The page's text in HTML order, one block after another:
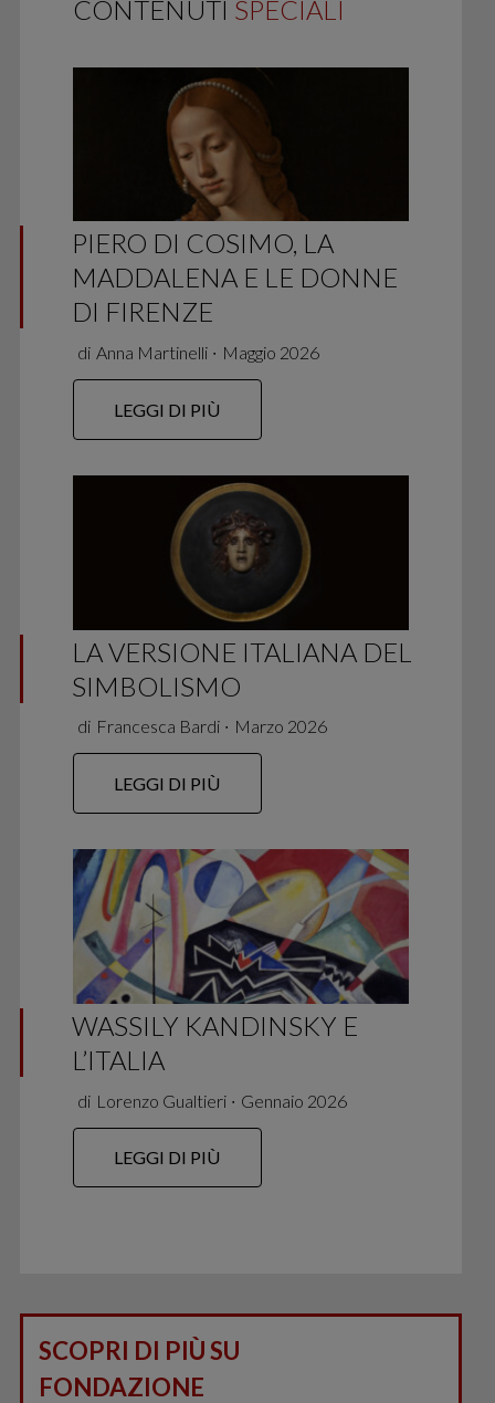
CONTENUTI SPECIALI
PIERO DI COSIMO, LA
MADDALENA E LE DONNE
DI FIRENZE
di Anna Martinelli ∙ Maggio 2026
LEGGI DI PIÙ
LA VERSIONE ITALIANA DEL
SIMBOLISMO
di Francesca Bardi ∙ Marzo 2026
LEGGI DI PIÙ
WASSILY KANDINSKY E
L’ITALIA
di Lorenzo Gualtieri ∙ Gennaio 2026
LEGGI DI PIÙ
SCOPRI DI PIÙ SU
FONDAZIONE